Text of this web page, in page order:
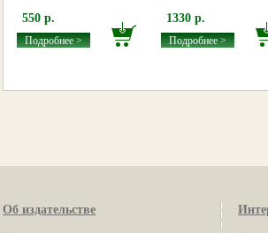
550 р.
Подробнее >
1330 р.
Подробнее >
Об издательстве